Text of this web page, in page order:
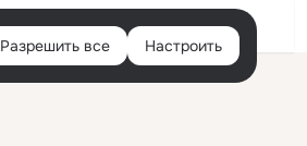
Войти
Разрешить все Настроить